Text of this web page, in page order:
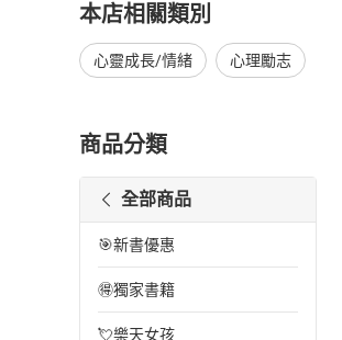
本店相關類別
心靈成長/情緒 心理勵志
商品分類
全部商品
🎯新書優惠
🉐獨家書籍
💘樂天女孩